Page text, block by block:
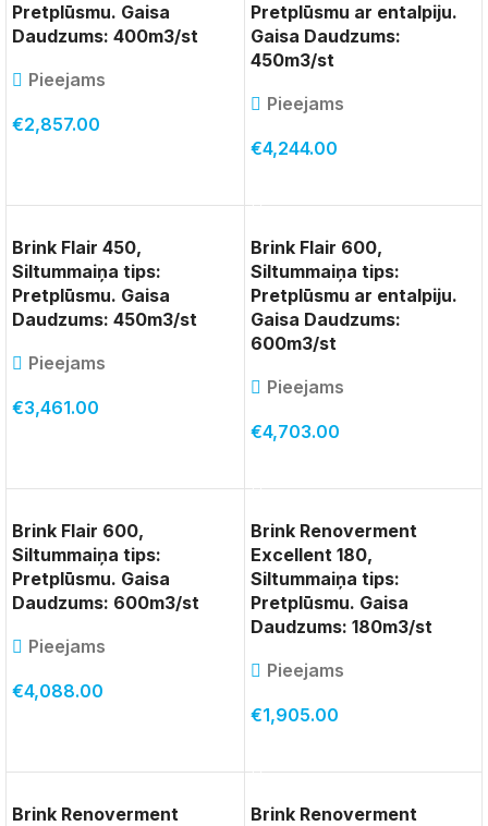
Pretplūsmu. Gaisa
Daudzums: 400m3/st
Pieejams
€2,857.00
Pretplūsmu ar entalpiju.
Gaisa Daudzums:
450m3/st
Pieejams
€4,244.00
Brink Flair 450,
Siltummaiņa tips:
Pretplūsmu. Gaisa
Daudzums: 450m3/st
Pieejams
€3,461.00
Brink Flair 600,
Siltummaiņa tips:
Pretplūsmu ar entalpiju.
Gaisa Daudzums:
600m3/st
Pieejams
€4,703.00
Brink Flair 600,
Siltummaiņa tips:
Pretplūsmu. Gaisa
Daudzums: 600m3/st
Pieejams
€4,088.00
Brink Renoverment
Excellent 180,
Siltummaiņa tips:
Pretplūsmu. Gaisa
Daudzums: 180m3/st
Pieejams
€1,905.00
Brink Renoverment
Brink Renoverment